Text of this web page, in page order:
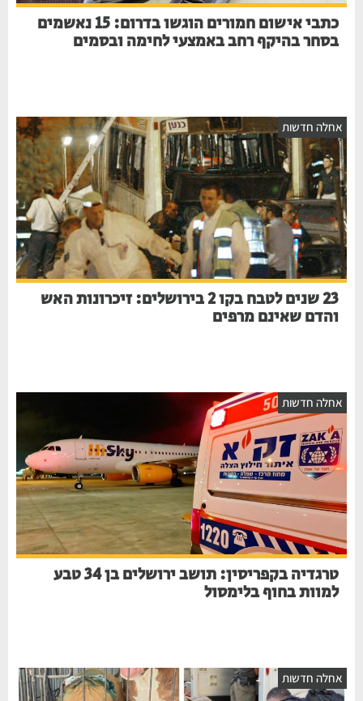
כתבי אישום חמורים הוגשו בדרום: 15 נאשמים
בסחר בהיקף רחב באמצעי לחימה ובסמים
אחלה חדשות
23 שנים לטבח בקו 2 בירושלים: זיכרונות האש
והדם שאינם מרפים
אחלה חדשות
טרגדיה בקפריסין: תושב ירושלים בן 34 טבע
למוות בחוף בלימסול
אחלה חדשות